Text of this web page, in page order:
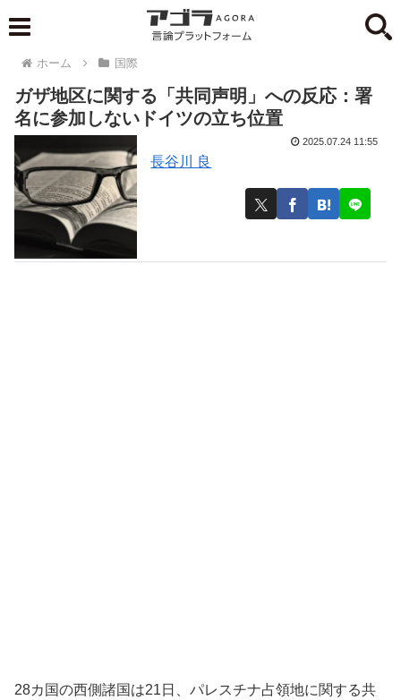
ホーム 国際
ガザ地区に関する「共同声明」への反応：署
名に参加しないドイツの立ち位置
長谷川 良
2025.07.24 11:55
28カ国の西側諸国は21日、パレスチナ占領地に関する共